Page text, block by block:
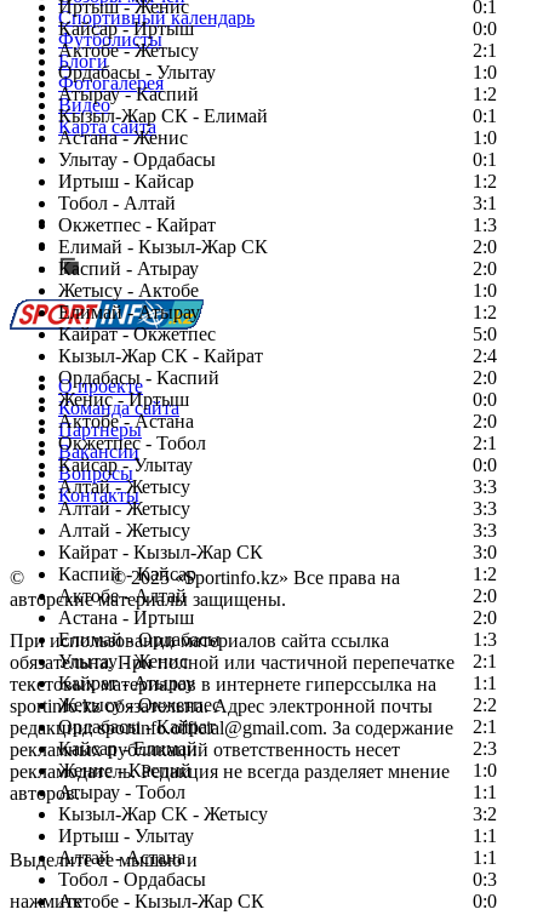
Иртыш - Женис
0:1
Кайсар - Иртыш
0:0
Актобе - Жетысу
2:1
Ордабасы - Улытау
1:0
Атырау - Каспий
1:2
Кызыл-Жар СК - Елимай
0:1
Астана - Женис
1:0
Улытау - Ордабасы
0:1
Иртыш - Кайсар
1:2
Тобол - Алтай
3:1
Окжетпес - Кайрат
1:3
Елимай - Кызыл-Жар СК
2:0
Каспий - Атырау
2:0
Жетысу - Актобе
1:0
Елимай - Атырау
1:2
Кайрат - Окжетпес
5:0
Кызыл-Жар СК - Кайрат
2:4
Ордабасы - Каспий
2:0
Женис - Иртыш
0:0
Актобе - Астана
2:0
Окжетпес - Тобол
2:1
Кайсар - Улытау
0:0
Алтай - Жетысу
3:3
Алтай - Жетысу
3:3
Алтай - Жетысу
3:3
Кайрат - Кызыл-Жар СК
3:0
Каспий - Кайсар
1:2
Актобе - Алтай
2:0
Астана - Иртыш
2:0
Елимай - Ордабасы
1:3
Улытау - Женис
2:1
Кайрат - Атырау
1:1
Жетысу - Окжетпес
2:2
Ордабасы - Кайрат
2:1
Кайсар - Елимай
2:3
Женис - Каспий
1:0
Атырау - Тобол
1:1
Кызыл-Жар СК - Жетысу
3:2
Иртыш - Улытау
1:1
Алтай - Астана
1:1
Тобол - Ордабасы
0:3
Актобе - Кызыл-Жар СК
0:0
Спортивный календарь
Футболисты
Блоги
Фотогалерея
Видео
Карта сайта
Есть идея?
Сообщить о мероприятии
Перейти на старый сайт
О проекте
Команда сайта
Партнеры
Вакансии
Вопросы
Контакты
© Copyright© 2025 «Sportinfo.kz» Все права на
авторские материалы защищены.
При использовании материалов сайта ссылка
обязательна. При полной или частичной перепечатке
текстовых материалов в интернете гиперссылка на
sportinfo.kz обязательна. Адрес электронной почты
редакции: sportinfo.official@gmail.com. За содержание
рекламных публикаций ответственность несет
рекламодатель. Редакция не всегда разделяет мнение
авторов.
Заметили ошибку в тексте?
Выделите ее мышью и
нажмите